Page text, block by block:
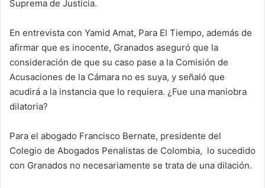
Suprema de Justicia.
En entrevista con Yamid Amat, Para El Tiempo, además de
afirmar que es inocente, Granados aseguró que la
consideración de que su caso pase a la Comisión de
Acusaciones de la Cámara no es suya, y señaló que
acudirá a la instancia que lo requiera. ¿Fue una maniobra
dilatoria?
Para el abogado Francisco Bernate, presidente del
Colegio de Abogados Penalistas de Colombia, lo sucedido
con Granados no necesariamente se trata de una dilación.